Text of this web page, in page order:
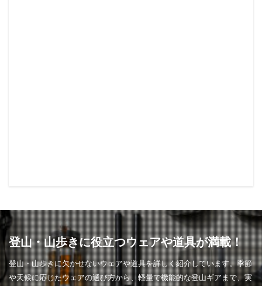
登山・山歩きに役立つウェアや道具が満載！
登山・山歩きに欠かせないウェアや道具を詳しく紹介しています。季節
や天候に応じたウェアの選び方から、軽量で機能的な登山ギアまで、実